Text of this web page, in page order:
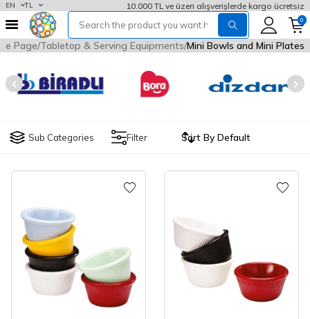
EN TL 10.000 TL ve üzeri alışverişlerde kargo ücretsiz
0
Page Tabletop & Serving Equipments Mini Bowls and Mini Plates
Sub Categories Filter